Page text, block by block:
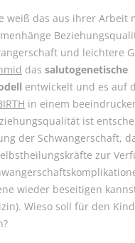
weiß das aus ihrer Arbeit
und leichtere
das salutogenetische
entwickelt und es auf
in einem
ist
der Schwangerschaft,
zur
wieder beseitigen
Wieso soll für den